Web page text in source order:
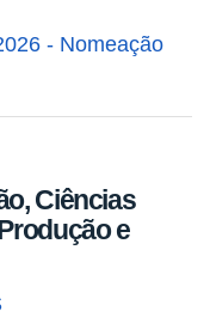
- Nomeação
Ciências
e